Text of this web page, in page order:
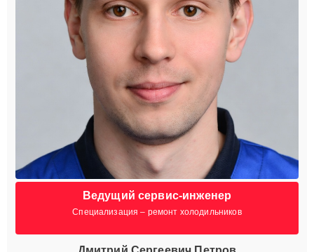
Ведущий сервис-инженер
Специализация – ремонт холодильников